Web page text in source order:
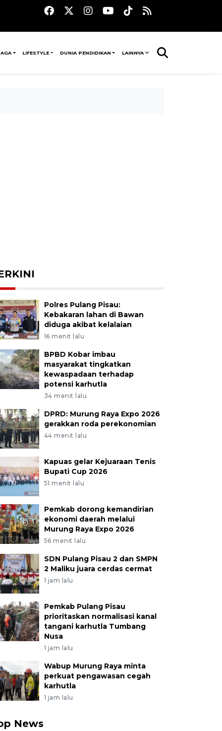
LIFESTYLE DUNIA PENDIDIKAN LAINNYA
Polres Pulang Pisau:
Kebakaran lahan di Bawan
diduga akibat kelalaian
16 menit lalu
BPBD Kobar imbau
masyarakat tingkatkan
kewaspadaan terhadap
potensi karhutla
34 menit lalu
DPRD: Murung Raya Expo 2026
gerakkan roda perekonomian
44 menit lalu
Kapuas gelar Kejuaraan Tenis
Bupati Cup 2026
51 menit lalu
Pemkab dorong kemandirian
ekonomi daerah melalui
Murung Raya Expo 2026
56 menit lalu
SDN Pulang Pisau 2 dan SMPN
2 Maliku juara cerdas cermat
1 jam lalu
Pemkab Pulang Pisau
prioritaskan normalisasi kanal
tangani karhutla Tumbang
Nusa
1 jam lalu
Wabup Murung Raya minta
perkuat pengawasan cegah
karhutla
1 jam lalu
News